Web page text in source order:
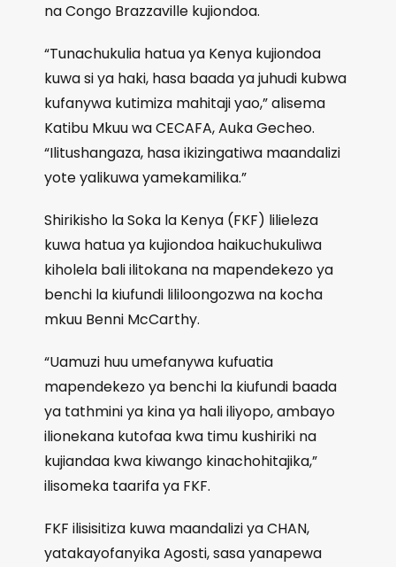
na Congo Brazzaville kujiondoa.
“Tunachukulia hatua ya Kenya kujiondoa
kuwa si ya haki, hasa baada ya juhudi kubwa
kufanywa kutimiza mahitaji yao,” alisema
Katibu Mkuu wa CECAFA, Auka Gecheo.
“Ilitushangaza, hasa ikizingatiwa maandalizi
yote yalikuwa yamekamilika.”
Shirikisho la Soka la Kenya (FKF) lilieleza
kuwa hatua ya kujiondoa haikuchukuliwa
kiholela bali ilitokana na mapendekezo ya
benchi la kiufundi lililoongozwa na kocha
mkuu Benni McCarthy.
“Uamuzi huu umefanywa kufuatia
mapendekezo ya benchi la kiufundi baada
ya tathmini ya kina ya hali iliyopo, ambayo
ilionekana kutofaa kwa timu kushiriki na
kujiandaa kwa kiwango kinachohitajika,”
ilisomeka taarifa ya FKF.
FKF ilisisitiza kuwa maandalizi ya CHAN,
yatakayofanyika Agosti, sasa yanapewa